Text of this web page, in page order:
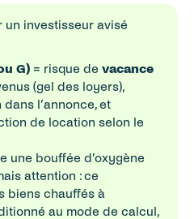
investisseur avisé
G) = risque de vacance
(gel des loyers),
l’annonce, et
de location selon le
une bouffée d’oxygène
attention : ce
biens chauffés à
au mode de calcul,